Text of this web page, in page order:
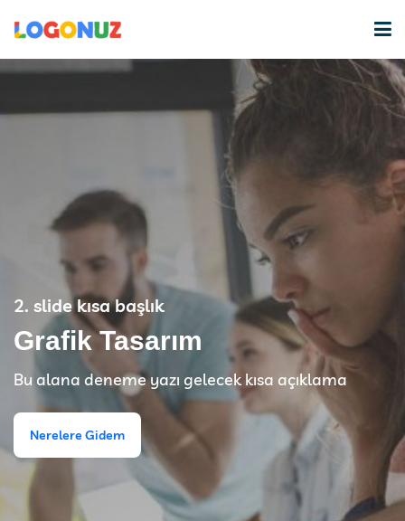
PROJELERİMİZ
BLOG
İLETİŞİM
2. slide kısa başlık
Grafik Tasarım
Bu alana deneme yazı gelecek kısa açıklama
Nerelere Gidem